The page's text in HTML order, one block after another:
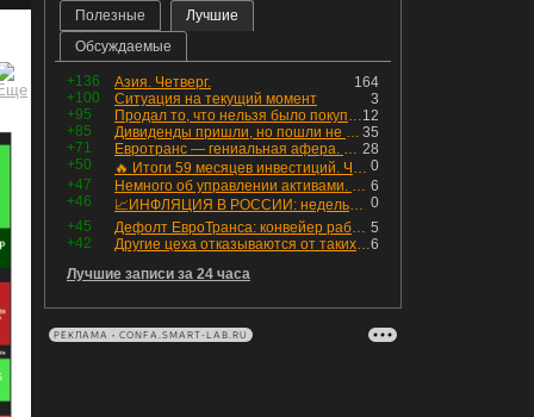
Полезные
Лучшие
Обсуждаемые
+136 164
Азия. Четверг.
+100
3
Ситуация на текущий момент
+95
12
Продал то, что нельзя было покупать. Изменения в портфеле
+85
35
Дивиденды пришли, но пошли не туда
+71
28
Евротранс — гениальная афера. Собрал с инвесторов денег, выплатил дивидендов больше текущей капитализации и ушёл в дефолт
+50
0
🔥 Итоги 59 месяцев инвестиций. Что произошло с портфелем и мои дальнейшие действия. Капитал – ₽2,364 млн
+47
6
Немного об управлении активами. Для заинтересованных
+46
0
📈ИНФЛЯЦИЯ В РОССИИ: недельная дефляция, но в годовом выражении рост 😢
+45
5
Дефолт ЕвроТранса: конвейер работает исправно
+42
6
Другие цеха отказываются от таких деталей — а мы построили на них производство с оборотом 70 млн
Лучшие записи за 24 часа
РЕКЛАМА • CONFA.SMART-LAB.RU